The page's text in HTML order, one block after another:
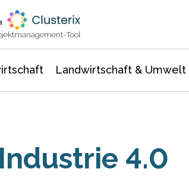
Tool
Landwirtschaft & Umwelt
4.0